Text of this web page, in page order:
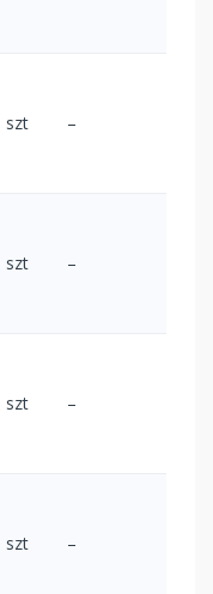
szt –
szt –
szt –
szt –